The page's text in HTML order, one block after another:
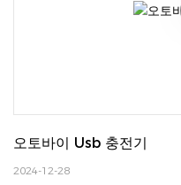
오토바이 Usb 충전기
2024-12-28